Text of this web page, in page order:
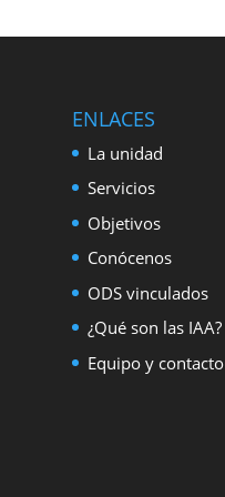
ENLACES
La unidad
Servicios
Objetivos
Conócenos
ODS vinculados
¿Qué son las IAA?
Equipo y contacto